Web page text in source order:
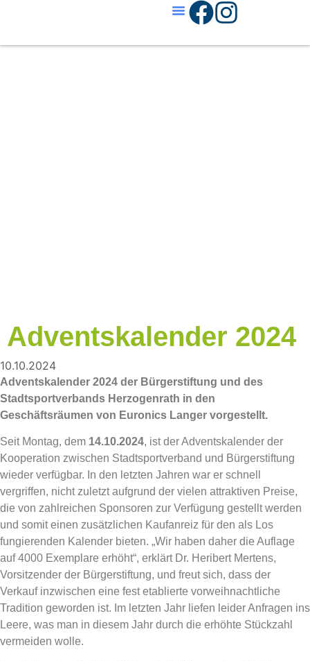
Adventskalender 2024
10.10.2024
Adventskalender 2024 der Bürgerstiftung und des
Stadtsportverbands Herzogenrath in den
Geschäftsräumen von Euronics Langer vorgestellt.
Seit Montag, dem 14.10.2024, ist der Adventskalender der
Kooperation zwischen Stadtsportverband und Bürgerstiftung
wieder verfügbar. In den letzten Jahren war er schnell
vergriffen, nicht zuletzt aufgrund der vielen attraktiven Preise,
die von zahlreichen Sponsoren zur Verfügung gestellt werden
und somit einen zusätzlichen Kaufanreiz für den als Los
fungierenden Kalender bieten. „Wir haben daher die Auflage
auf 4000 Exemplare erhöht“, erklärt Dr. Heribert Mertens,
Vorsitzender der Bürgerstiftung, und freut sich, dass der
Verkauf inzwischen eine fest etablierte vorweihnachtliche
Tradition geworden ist. Im letzten Jahr liefen leider Anfragen ins
Leere, was man in diesem Jahr durch die erhöhte Stückzahl
vermeiden wolle.